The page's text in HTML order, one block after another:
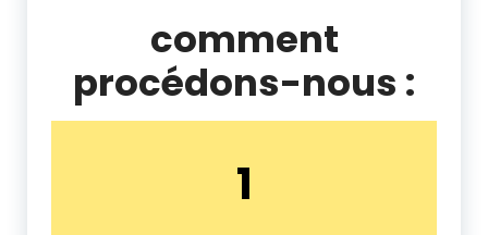
comment
procédons-nous :
1